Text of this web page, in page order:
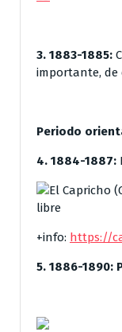
3. 1883-1885:
importante,
Periodo
4. 1884-1887:
+info: https://
5. 1886-1890: